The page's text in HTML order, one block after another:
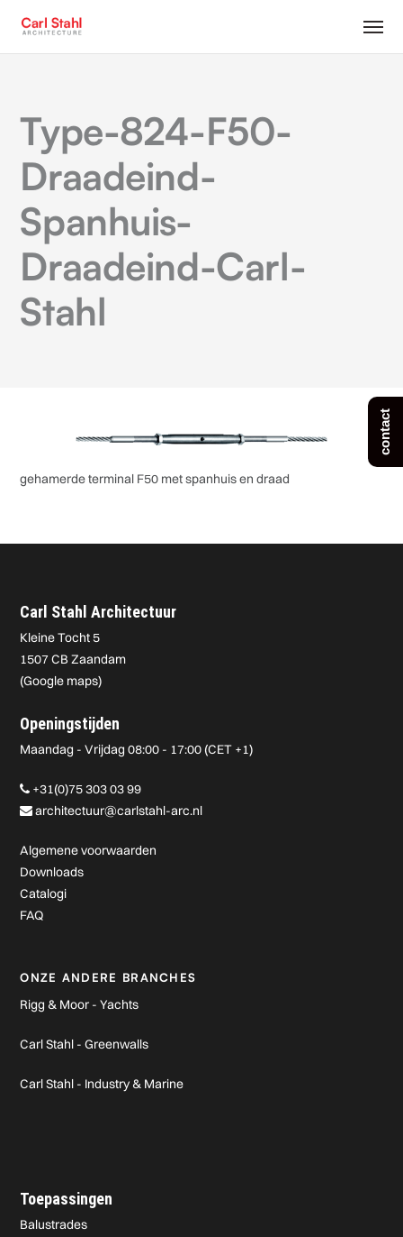
Type-824-F50-
Draadeind-
Spanhuis-
Draadeind-Carl-
Stahl
gehamerde terminal F50 met spanhuis en draad
Carl Stahl Architectuur
Kleine Tocht 5
1507 CB Zaandam
(Google maps)
Openingstijden
Maandag - Vrijdag 08:00 - 17:00 (CET +1)
+31(0)75 303 03 99
architectuur@carlstahl-arc.nl
Algemene voorwaarden
Downloads
Catalogi
FAQ
ONZE ANDERE BRANCHES
Rigg & Moor - Yachts
Carl Stahl - Greenwalls
Carl Stahl - Industry & Marine
Toepassingen
Balustrades
contact